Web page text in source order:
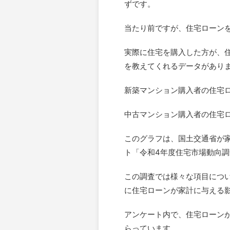
ずです。
当たり前ですが、住宅ローン
実際に住宅を購入した方が、
を教えてくれるデータがあり
新築マンション購入者の住宅
中古マンション購入者の住宅
このグラフは、国土交通省が
ト「令和4年度住宅市場動向
この調査では様々な項目につ
に住宅ローンが家計に与える
アンケート内で、住宅ローン
らっています。